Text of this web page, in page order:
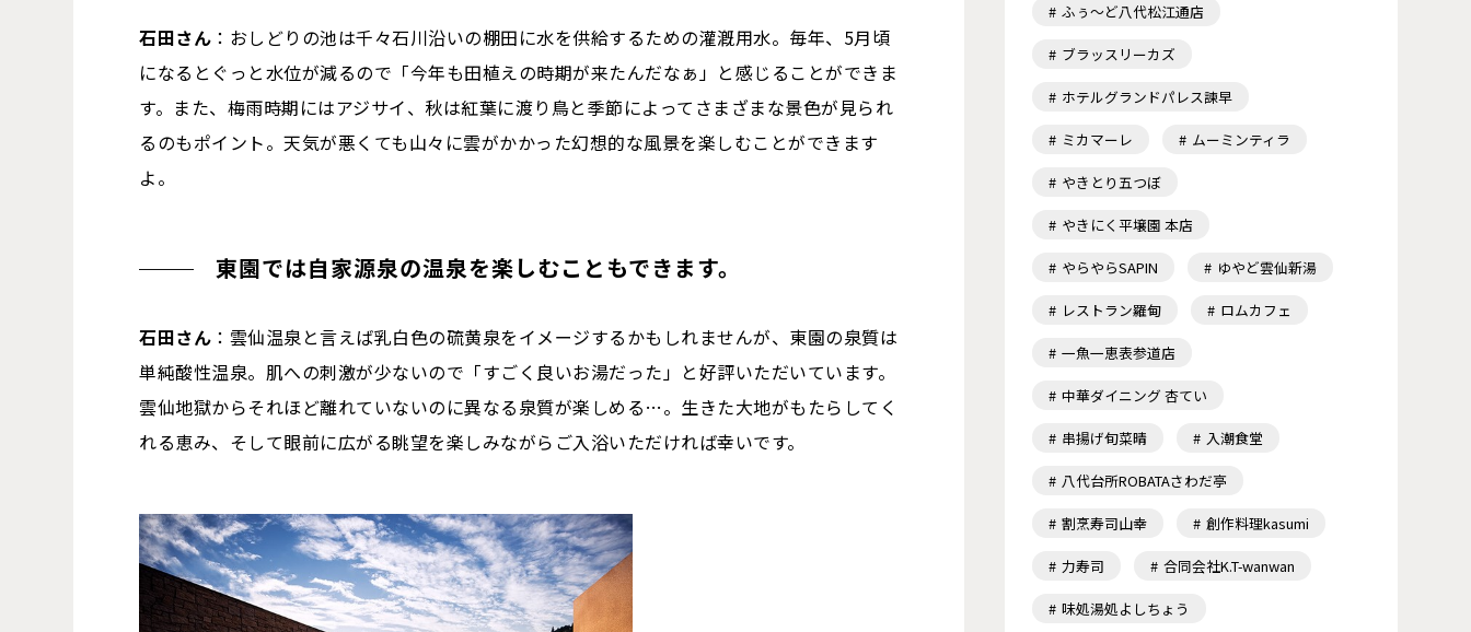
石田さん ：おしどりの池は千々石川沿いの棚田に水を供給するための灌漑用水。毎年、5月頃
になるとぐっと水位が減るので「今年も田植えの時期が来たんだなぁ」と感じることができま
す。また、梅雨時期にはアジサイ、秋は紅葉に渡り鳥と季節によってさまざまな景色が見られ
るのもポイント。天気が悪くても山々に雲がかかった幻想的な風景を楽しむことができます
よ。
東園では自家源泉の温泉を楽しむこともできます。
石田さん ：雲仙温泉と言えば乳白色の硫黄泉をイメージするかもしれませんが、東園の泉質は
単純酸性温泉。肌への刺激が少ないので「すごく良いお湯だった」と好評いただいています。
雲仙地獄からそれほど離れていないのに異なる泉質が楽しめる…。生きた大地がもたらしてく
れる恵み、そして眼前に広がる眺望を楽しみながらご入浴いただければ幸いです。
ふぅ～ど八代松江通店
ブラッスリーカズ
ホテルグランドパレス諫早
ミカマーレ ムーミンティラ
やきとり五つぼ
やきにく平壌園 本店
やらやらSAPIN ゆやど雲仙新湯
レストラン羅甸 ロムカフェ
一魚一恵表参道店
中華ダイニング 杏てい
串揚げ旬菜晴 入潮食堂
八代台所ROBATAさわだ亭
割烹寿司山幸 創作料理kasumi
力寿司 合同会社K.T-wanwan
味処湯処よしちょう